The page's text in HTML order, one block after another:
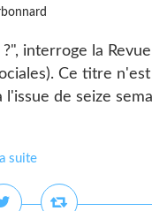
interroge la
Ce titre n'est
de seize
suite